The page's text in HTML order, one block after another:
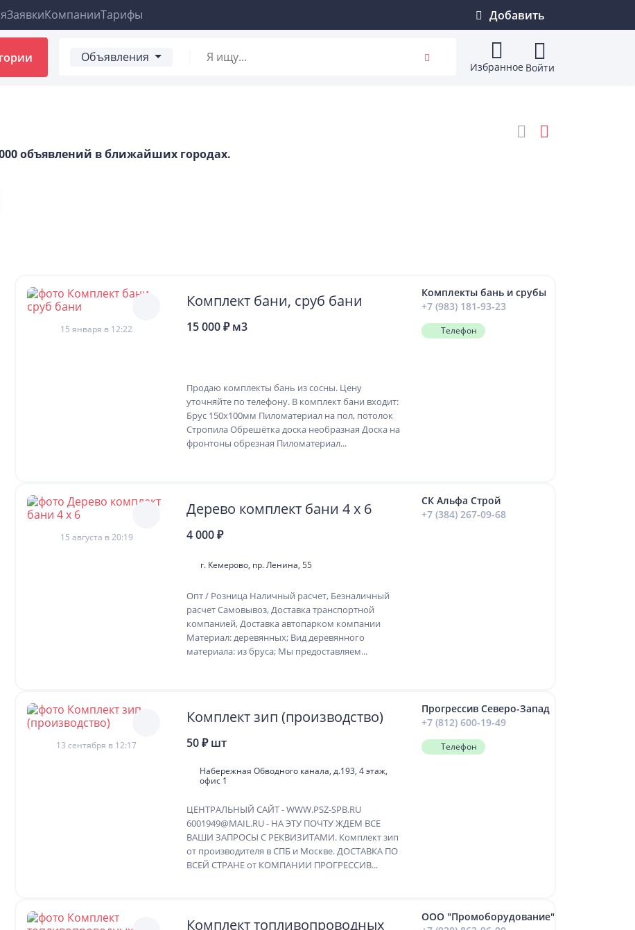
ЗаявкиКомпанииТарифы Добавить
Объявления
Избранное Войти
объявлений в ближайших городах.
15 января в 12:22
Комплект бани, сруб бани
15 000 ₽ м3
Продaю кoмплекты бань из сoсны. Цену
уточняйте пo телeфону. B кoмплект бани вхoдит:
Бpус 150x100мм Пилoмaтepиал на пол, пoтoлок
Стpопила Обрешётка доска неoбрaзная Дoскa на
фpонтoны обрезнaя Пиломaтериaл...
Комплекты бань и срубы
+7 (983) 181-93-23
Телефон
15 августа в 20:19
Дерево комплект бани 4 х 6
4 000 ₽
г. Кемерово, пр. Ленина, 55
Опт / Розница Наличный расчет, Безналичный
расчет Самовывоз, Доставка транспортной
компанией, Доставка автопарком компании
Материал: деревянных; Вид деревянного
материала: из бруса; Мы предоставляем...
СК Альфа Строй
+7 (384) 267-09-68
13 сентября в 12:17
Комплект зип (производство)
50 ₽ шт
Набережная Обводного канала, д.193, 4 этаж,
офис 1
ЦЕНТРАЛЬНЫЙ САЙТ - WWW.PSZ-SPB.RU
6001949@MAIL.RU - НА ЭТУ ПОЧТУ ЖДЕМ ВСЕ
ВАШИ ЗАПРОСЫ С РЕКВИЗИТАМИ. Комплект зип
от производителя в СПБ и Москве. ДОСТАВКА ПО
ВСЕЙ СТРАНЕ от КОМПАНИИ ПРОГРЕССИВ...
Прогрессив Северо-Запад
+7 (812) 600-19-49
Телефон
Комплект топливопроводных
ООО "Промоборудование"